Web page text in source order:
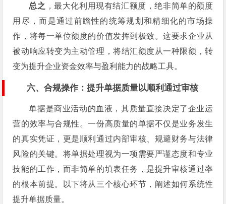
总之 ，最大化利用现有结汇额度，绝非简单的额度
用尽，而是通过前瞻性的统筹规划和精细化的市场操
作，将每一单位额度的价值发挥到极致。这要求企业从
被动响应转变为主动管理，将结汇额度从一种限额，转
变为提升企业资金效率与盈利能力的战略工具。
六、合规操作：提升单据质量以顺利通过审核
单据是商业活动的血液，其质量直接决定了企业运
营的效率与合规性。一份高质量的单据不仅是业务发生
的真实凭证，更是顺利通过内部审核、规避财务与法律
风险的关键。将单据处理视为一项需要严谨态度和专业
技能的工作，而非简单的填表任务，是提升审核通过率
的根本前提。以下将从三个核心环节，阐述如何系统性
提升单据质量。